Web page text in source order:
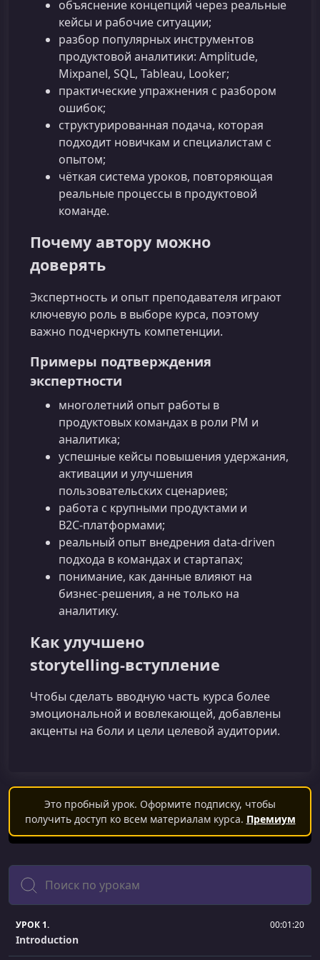
объяснение концепций через реальные
кейсы и рабочие ситуации;
разбор популярных инструментов
продуктовой аналитики: Amplitude,
Mixpanel, SQL, Tableau, Looker;
практические упражнения с разбором
ошибок;
структурированная подача, которая
подходит новичкам и специалистам с
опытом;
чёткая система уроков, повторяющая
реальные процессы в продуктовой
команде.
Почему автору можно
доверять
Экспертность и опыт преподавателя играют
ключевую роль в выборе курса, поэтому
важно подчеркнуть компетенции.
Примеры подтверждения
экспертности
многолетний опыт работы в
продуктовых командах в роли PM и
аналитика;
успешные кейсы повышения удержания,
активации и улучшения
пользовательских сценариев;
работа с крупными продуктами и
B2C‑платформами;
реальный опыт внедрения data-driven
подхода в командах и стартапах;
понимание, как данные влияют на
бизнес‑решения, а не только на
аналитику.
Как улучшено
storytelling‑вступление
Чтобы сделать вводную часть курса более
эмоциональной и вовлекающей, добавлены
акценты на боли и цели целевой аудитории.
Это пробный урок. Оформите подписку, чтобы
получить доступ ко всем материалам курса. Премиум
Поиск
УРОК 1. 00:01:20
Introduction